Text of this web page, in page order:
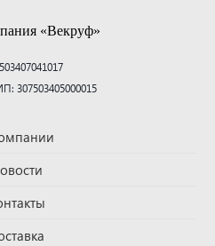
«Векруф»
307503405000015